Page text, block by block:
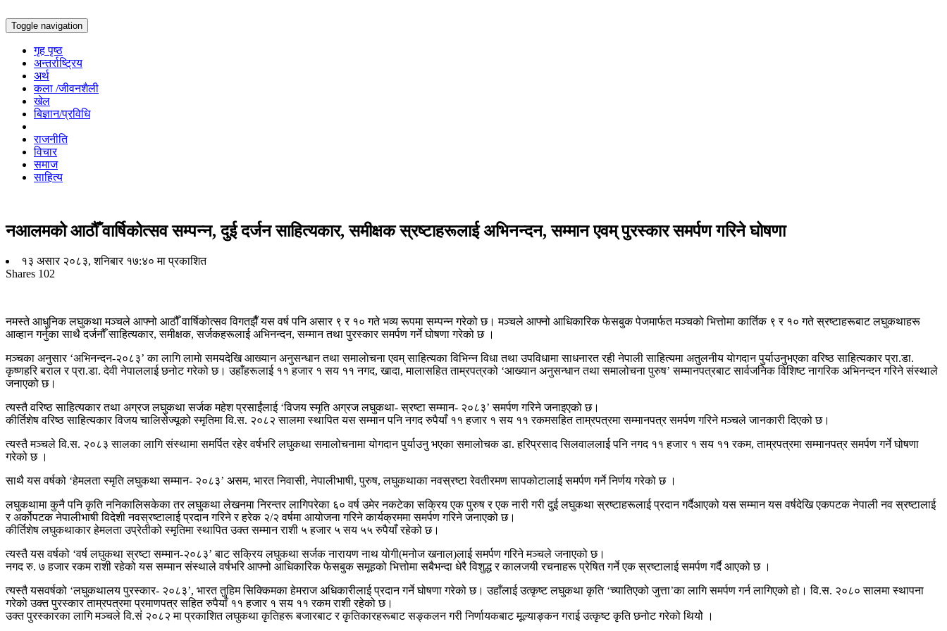
Toggle navigation
गृह पृष्ठ
अन्तर्राष्ट्रिय
अर्थ
कला /जीवनशैली
खेल
बिज्ञान/प्रविधि
राजनीति
विचार
समाज
साहित्य
नआलमको आठौंँ वार्षिकोत्सव सम्पन्न, दुई दर्जन साहित्यकार, समीक्षक स्रष्टाहरूलाई अभिनन्दन, सम्मान एवम् पुरस्कार समर्पण गरिने घोषणा
१३ असार २०८३, शनिबार १७:४० मा प्रकाशित
Shares 102
नमस्ते आधुनिक लघुकथा मञ्चले आफ्नो आठौँ वार्षिकोत्सव विगतझैँ यस वर्ष पनि असार ९ र १० गते भव्य रूपमा सम्पन्न गरेको छ। मञ्चले आफ्नो आधिकारिक फेसबुक पेजमार्फत मञ्चको भित्तोमा कार्तिक ९ र १० गते स्रष्टाहरूबाट लघुकथाहरू
आव्हान गर्नुका साथै दर्जनौँ साहित्यकार, समीक्षक, सर्जकहरूलाई अभिनन्दन, सम्मान तथा पुरस्कार समर्पण गर्ने घोषणा गरेको छ ।
मञ्चका अनुसार ‘अभिनन्दन-२०८३’ का लागि लामाे समयदेखि आख्यान अनुसन्धान तथा समालाेचना एवम् साहित्यका विभिन्न विधा तथा उपविधामा साधनारत रही नेपाली साहित्यमा अतुलनीय याेगदान पुर्याउनुभएका वरिष्ठ साहित्यकार प्रा.डा.
कृष्णहरि बराल र प्रा.डा. देवी नेपाललाई छनोट गरेको छ। उहाँहरूलाई ११ हजार १ सय ११ नगद, खादा, मालासहित ताम्रपत्रको ‘आख्यान अनुसन्धान तथा समालोचना पुरुष’ सम्मानपत्रबाट सार्वजनिक विशिष्ट नागरिक अभिनन्दन गरिने संस्थाले
जनाएको छ।
त्यस्तै वरिष्ठ साहित्यकार तथा अग्रज लघुकथा सर्जक महेश प्रसाईंलाई ‘विजय स्मृति अग्रज लघुकथा- स्रष्टा सम्मान- २०८३’ समर्पण गरिने जनाइएको छ।
कीर्तिशेष वरिष्ठ साहित्यकार विजय चालिसेज्यूको स्मृतिमा वि.स. २०८२ सालमा स्थापित यस सम्मान पनि नगद रुपैयाँ ११ हजार १ सय ११ रकमसहित ताम्रपत्रमा सम्मानपत्र समर्पण गरिने मञ्चले जानकारी दिएको छ।
त्यस्तै मञ्चले वि.स. २०८३ सालका लागि संस्थामा समर्पित रहेर वर्षभरि लघुकथा समालोचनामा योगदान पुर्याउनु भएका समालोचक डा. हरिप्रसाद सिलवाललाई पनि नगद ११ हजार १ सय ११ रकम, ताम्रपत्रमा सम्मानपत्र समर्पण गर्ने घोषणा
गरेको छ ।
साथै यस वर्षको ‘हेमलता स्मृति लघुकथा सम्मान- २०८३’ असम, भारत निवासी, नेपालीभाषी, पुरुष, लघुकथाका नवस्रष्टा रेवतीरमण सापकोटालाई समर्पण गर्ने निर्णय गरेको छ ।
लघुकथामा कुनै पनि कृति ननिकालिसकेका तर लघुकथा लेखनमा निरन्तर लागिपरेका ६० वर्ष उमेर नकटेका सक्रिय एक पुरुष र एक नारी गरी दुई लघुकथा स्रष्टाहरूलाई प्रदान गर्दैआएको यस सम्मान यस वर्षदेखि एकपटक नेपाली नव स्रष्टालाई
र अर्कोपटक नेपालीभाषी विदेशी नवस्रष्टालाई प्रदान गरिने र हरेक २/२ वर्षमा आयोजना गरिने कार्यक्रममा समर्पण गरिने जनाएको छ।
कीर्तिशेष लघुकथाकार हेमलता उप्रेतीको स्मृतिमा स्थापित उक्त सम्मान राशी ५ हजार ५ सय ५५ रुपैयाँ रहेको छ।
त्यस्तै यस वर्षको ‘वर्ष लघुकथा स्रष्टा सम्मान-२०८३’ बाट सक्रिय लघुकथा सर्जक नारायण नाथ योगी(मनोज खनाल)लाई समर्पण गरिने मञ्चले जनाएको छ।
नगद रु. ७ हजार रकम राशी रहेको यस सम्मान संस्थाले वर्षभरि आफ्नो आधिकारिक फेसबुक समूहको भित्तोमा सबैभन्दा धेरै विशुद्ध र कालजयी रचनाहरू प्रेषित गर्ने एक स्रष्टालाई समर्पण गर्दै आएको छ ।
त्यस्तै यसवर्षको ‘लघुकथालय पुरस्कार- २०८३’, भारत तुहिम सिक्किमका हेमराज अधिकारीलाई प्रदान गर्ने घोषणा गरेको छ। उहाँलाई उत्कृष्ट लघुकथा कृति ‘च्यातिएको जुत्ता’का लागि समर्पण गर्न लागिएको हो। वि.स. २०८० सालमा स्थापना
गरेको उक्त पुरस्कार ताम्रपत्रमा प्रमाणपत्र सहित रुपैयाँ ११ हजार १ सय ११ रकम राशी रहेको छ।
उक्त पुरस्कारका लागि मञ्चले वि.संं २०८२ मा प्रकाशित लघुकथा कृतिहरू बजारबाट र कृतिकारहरूबाट सङ्कलन गरी निर्णायकबाट मूल्याङ्कन गराई उत्कृष्ट कृति छनोट गरेको थियोे ।